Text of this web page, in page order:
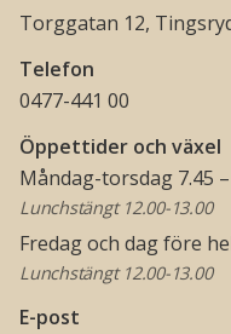
Torggatan 12,
Telefon
0477-441 00
Öppettider och växel
Måndag-torsdag 7.45 –
Lunchstängt 12.00-13.00
Fredag och dag före
Lunchstängt 12.00-13.00
E-post